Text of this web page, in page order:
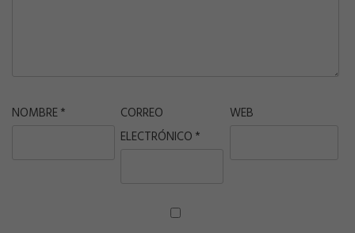
NOMBRE*
CORREO
ELECTRÓNICO *
WEB